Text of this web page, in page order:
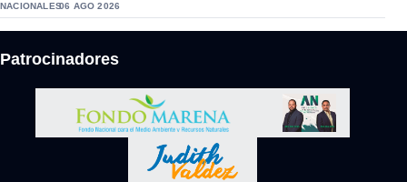
NACIONALES06 AGO 2026
Patrocinadores